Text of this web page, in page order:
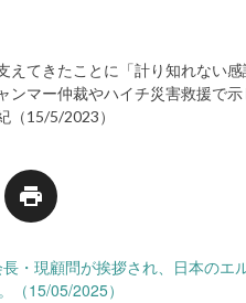
てきたことに「計り知れない感
ンマー仲裁やハイチ災害救援で
（15/5/2023）
・現顧問が挨拶され、日本のエ
（15/05/2025）